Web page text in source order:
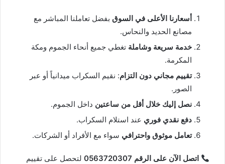
أسعارنا الأعلى في السوق بفضل تعاملنا المباشر مع
مصانع الحديد والنحاس.
خدمة سريعة وشاملة تغطي جميع أنحاء الجموم ومكة
المكرمة.
تقييم مجاني دون التزام: نقيم السكراب ميدانياً أو عبر
الصور.
نصل إليك خلال أقل من ساعتين داخل الجموم.
دفع نقدي فوري عند استلام السكراب.
تعامل موثوق واحترافي سواء مع الأفراد أو الشركات.
اتصل الآن على الرقم 0563720307
لتحصل على تقييم